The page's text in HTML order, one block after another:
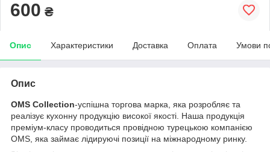
600 ₴
Опис Характеристики Доставка Оплата Умови
Опис
OMS Collection-успішна торгова марка, яка розробляє та
реалізує кухонну продукцію високої якості. Наша продукція
преміум-класу проводиться провідною турецькою компанією
OMS, яка займає лідируючі позиції на міжнародному ринку.